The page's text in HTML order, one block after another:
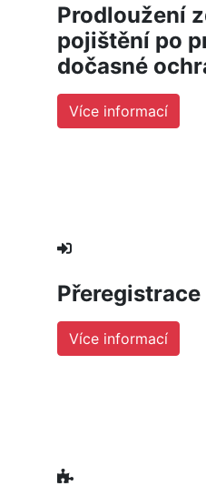
Prodloužení
pojištění po
dočasné
Více informací
Přeregistrace
Více informací